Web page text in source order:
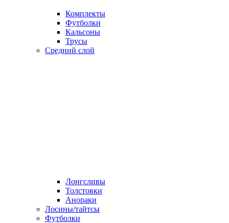
Комплекты
Футболки
Кальсоны
Трусы
Средний слой
Лонгсливы
Толстовки
Анораки
Лосины/тайтсы
Футболки